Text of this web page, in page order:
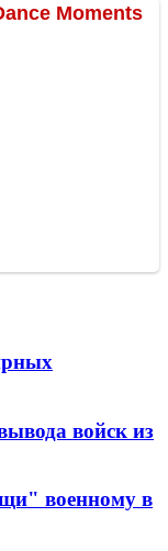
войск из
военному в